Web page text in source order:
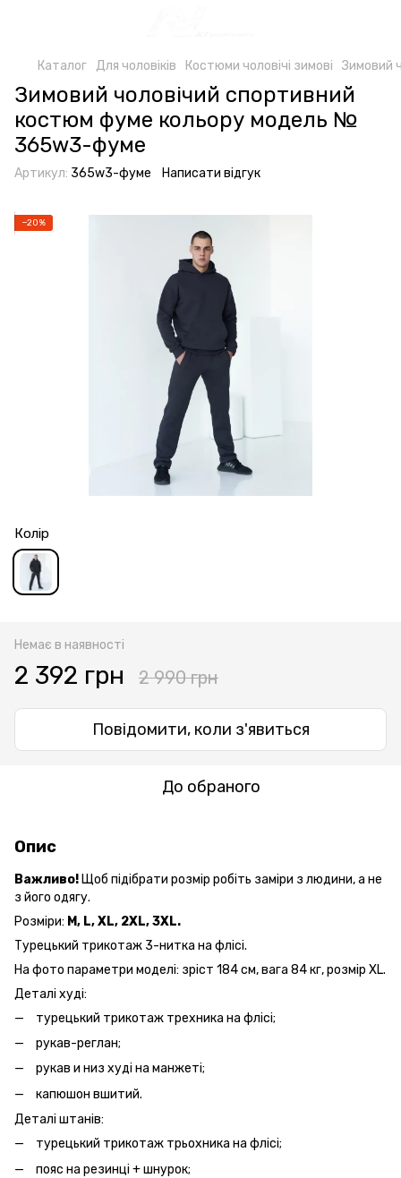
Каталог Для чоловіків Костюми чоловічі зимові Зимовий
Зимовий чоловічий спортивний
костюм фуме кольору модель №
365w3-фуме
Артикул: 365w3-фуме Написати відгук
−20%
Колір
Немає в наявності
2 392 грн 2 990 грн
Повідомити, коли з'явиться
До обраного
Опис
Важливо! Щоб підібрати розмір робіть заміри з людини, а не
з його одягу.
Розміри: M, L, XL, 2XL, 3XL.
Турецький трикотаж 3-нитка на флісі.
На фото параметри моделі: зріст 184 см, вага 84 кг, розмір ХL.
Деталі худі:
турецький трикотаж трехника на флісі;
рукав-реглан;
рукав и низ худі на манжеті;
капюшон вшитий.
Деталі штанів:
турецький трикотаж трьохника на флісі;
пояс на резинці + шнурок;